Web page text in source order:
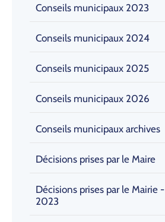
Conseils municipaux 2023
Conseils municipaux 2024
Conseils municipaux 2025
Conseils municipaux 2026
Conseils municipaux archives
Décisions prises par le Maire
Décisions prises par le Mairie -
2023